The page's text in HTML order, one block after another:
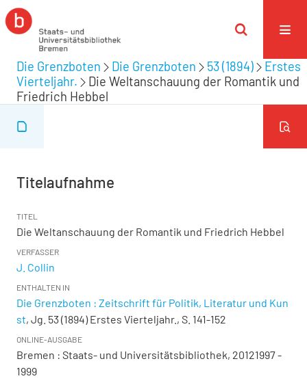
Die Grenzboten Die Grenzboten 53 (1894)
Erstes
Vierteljahr.
Die Weltanschauung der Romantik und
Friedrich Hebbel
Titelaufnahme
TITEL
Die Weltanschauung der Romantik und Friedrich Hebbel
VERFASSER
J. Collin
ENTHALTEN IN
Die Grenzboten : Zeitschrift für Politik, Literatur und Kun
st, Jg. 53 (1894) Erstes Vierteljahr., S. 141-152
ONLINE-AUSGABE
Bremen : Staats- und Universitätsbibliothek, 20121997 -
1999